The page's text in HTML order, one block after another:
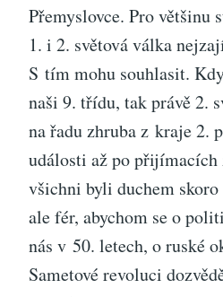
Přemyslovce. Pro většinu
1. i 2. světová válka
S tím mohu souhlasit.
naši 9. třídu, tak právě 2.
na řadu zhruba z kraje 2.
události až po přijímacích
všichni byli duchem
ale fér, abychom se o
nás v 50. letech, o ruské
Sametové revoluci